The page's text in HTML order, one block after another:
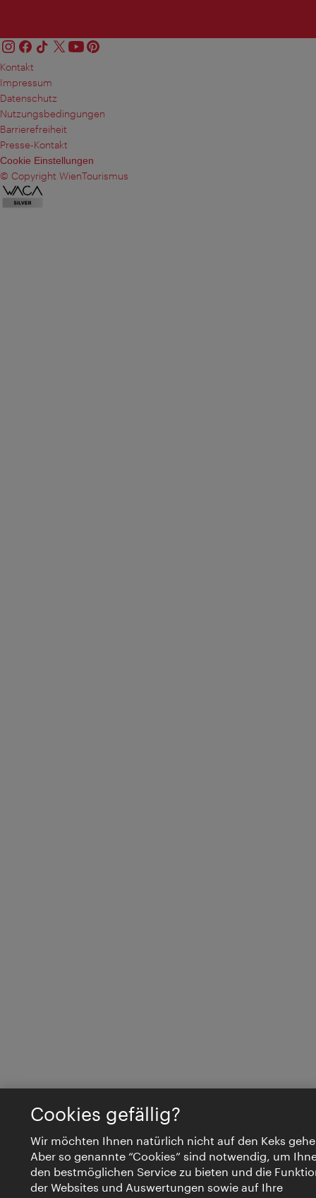
Kontakt
Impressum
Datenschutz
Nutzungsbedingungen
Barrierefreiheit
Presse-Kontakt
Cookie Einstellungen
© Copyright WienTourismus
Cookies gefällig?
Wir möchten Ihnen natürlich nicht auf den Keks
Aber so genannte “Cookies” sind notwendig, um
den bestmöglichen Service zu bieten und die
der Websites und Auswertungen sowie auf Ihre